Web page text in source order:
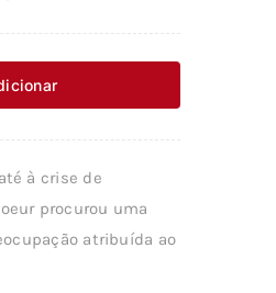
à crise de
procurou uma
atribuída ao